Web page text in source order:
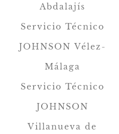
Abdalajís
Servicio Técnico
JOHNSON Vélez-
Málaga
Servicio Técnico
JOHNSON
Villanueva de